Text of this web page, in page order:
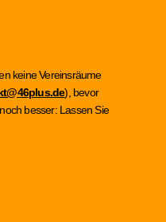
keine Vereinsräume
), bevor
besser: Lassen Sie